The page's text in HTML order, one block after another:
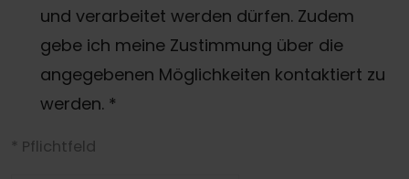
und verarbeitet werden dürfen. Zudem
gebe ich meine Zustimmung über die
angegebenen Möglichkeiten kontaktiert zu
werden. *
* Pflichtfeld